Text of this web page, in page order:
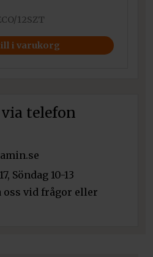
12SZT
i varukorg
i varukorg
Svart Kristall
telefon
Söndag 10-13
oss vid frågor eller